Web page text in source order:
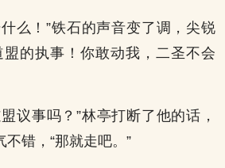
么！”铁石的声音变了调，尖锐
盟的执事！你敢动我，二圣不会
议事吗？”林亭打断了他的话，
错，“那就走吧。”